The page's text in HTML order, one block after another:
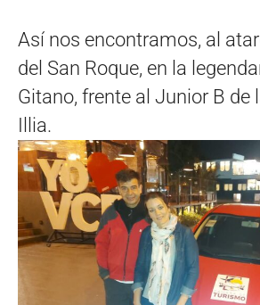
Así nos encontramos, al
del San Roque, en la
Gitano, frente al Junior B de
Illia.